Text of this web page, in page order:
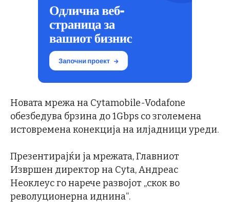
Новата мрежа на Cytamobile-Vodafone
обезбедува брзина до 1Gbps со зголемена
истовремена конекција на илјадници уреди.
Презентирајќи ја мрежата, Главниот
Извршен директор на Cyta, Андреас
Неоклеус го нарече развојот „скок во
револуционерна иднина“.